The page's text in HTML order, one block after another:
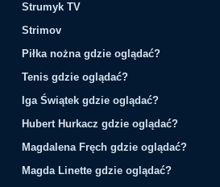
Strumyk TV
Strimov
Piłka nożna gdzie oglądać?
Tenis gdzie oglądać?
Iga Świątek gdzie oglądać?
Hubert Hurkacz gdzie oglądać?
Magdalena Fręch gdzie oglądać?
Magda Linette gdzie oglądać?